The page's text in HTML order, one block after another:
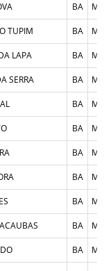
BA
TUPIM BA
LAPA BA
SERRA BA
BA
BA
BA
BA
BA
BA
BA